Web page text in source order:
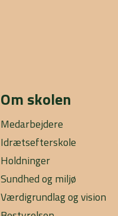
Om skolen
Medarbejdere
Idrætsefterskole
Holdninger
Sundhed og miljø
Værdigrundlag og vision